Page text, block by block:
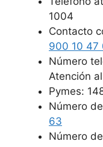
1004
Contacto
900 10 47
Número
Atención
Pymes:
Número
63
Número